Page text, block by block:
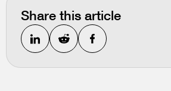
Share this article